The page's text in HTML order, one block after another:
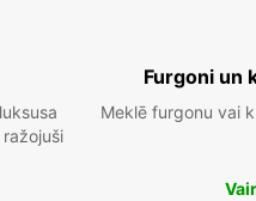
Furgoni un
Meklē furgonu vai